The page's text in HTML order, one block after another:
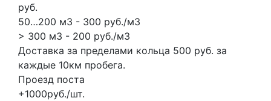
руб.
50…200 м3 - 300 руб./м3
> 300 м3 - 200 руб./м3
Доставка за пределами кольца 500 руб. за
каждые 10км пробега.
Проезд поста
+1000руб./шт.